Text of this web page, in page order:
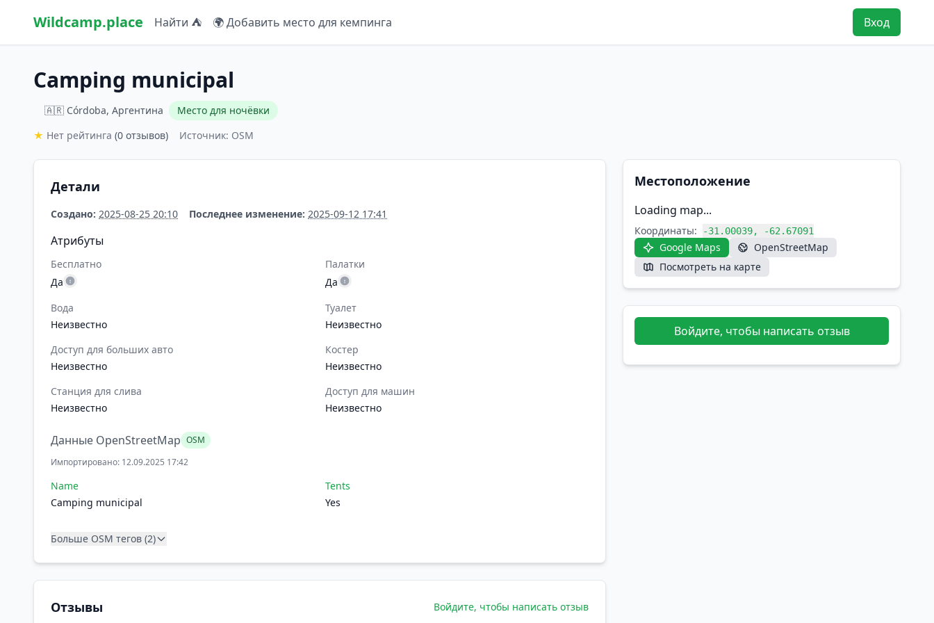
Wildcamp.place Найти ⛺ 🌍 Добавить место для кемпинга Вход
Camping municipal
🇦🇷 Córdoba, Аргентина
Место для ночёвки
★ Нет рейтинга (0 отзывов) Источник: OSM
Детали
Создано: 2025-08-25 20:10 Последнее изменение: 2025-09-12 17:41
Атрибуты
Бесплатно
Да
Палатки
Да
Вода
Неизвестно
Туалет
Неизвестно
Доступ для больших авто
Неизвестно
Костер
Неизвестно
Станция для слива
Неизвестно
Доступ для машин
Неизвестно
Данные OpenStreetMap OSM
Импортировано: 12.09.2025 17:42
Name
Camping municipal
Tents
Yes
Больше OSM тегов (2)
Отзывы Войдите, чтобы написать отзыв
Местоположение
Loading map...
Координаты: -31.00039, -62.67091
Google Maps
OpenStreetMap
Посмотреть на карте
Войдите, чтобы написать отзыв